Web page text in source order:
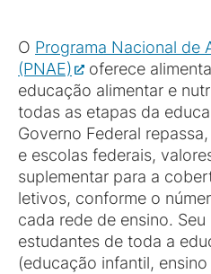
O Programa Nacional de
(PNAE)
oferece
educação alimentar e
todas as etapas da
Governo Federal
e escolas federais,
suplementar para a
letivos, conforme o
cada rede de ensino.
estudantes de toda a
(educação infantil,